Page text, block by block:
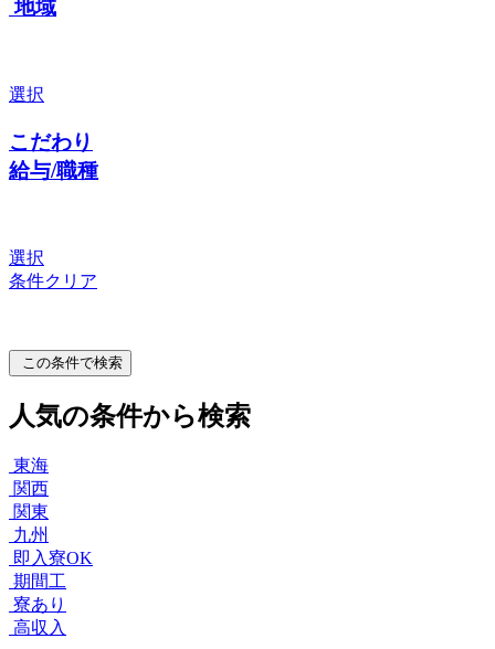
地域
選択
こだわり
給与/職種
選択
条件クリア
この条件で検索
人気の条件から検索
東海
関西
関東
九州
即入寮OK
期間工
寮あり
高収入